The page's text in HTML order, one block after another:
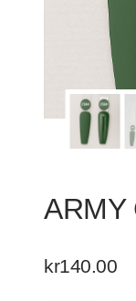
ARMY
kr140.00